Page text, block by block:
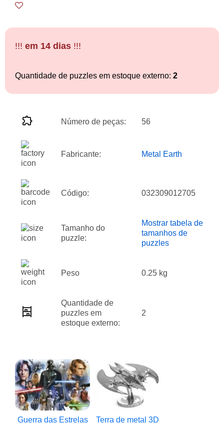
!!! em 14 dias !!!
Quantidade de puzzles em estoque externo: 2
Número de peças: 56
Fabricante: Metal Earth
Código: 032309012705
Tamanho do
puzzle:
Mostrar tabela de
tamanhos de
puzzles
Peso 0.25 kg
Quantidade de
puzzles em
estoque externo:
2
Guerra das Estrelas Terra de metal 3D